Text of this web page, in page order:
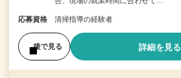
応募資格 清掃指導の経験者
後で見る 詳細を見る